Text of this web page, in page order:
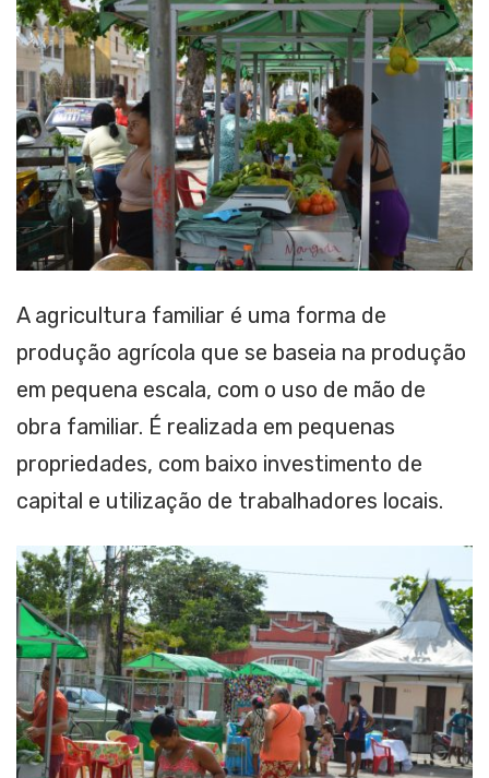
A agricultura familiar é uma forma de
produção agrícola que se baseia na produção
em pequena escala, com o uso de mão de
obra familiar. É realizada em pequenas
propriedades, com baixo investimento de
capital e utilização de trabalhadores locais.